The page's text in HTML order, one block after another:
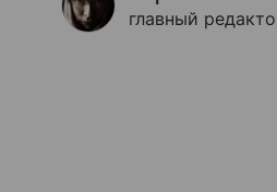
главный